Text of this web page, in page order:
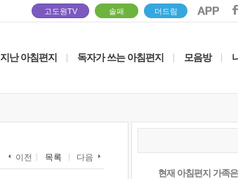
고도원TV 솔패 더드림
지난 아침편지 독자가 쓰는 아침편지 모음방
이전 목록 다음
현재 아침편지 가족은